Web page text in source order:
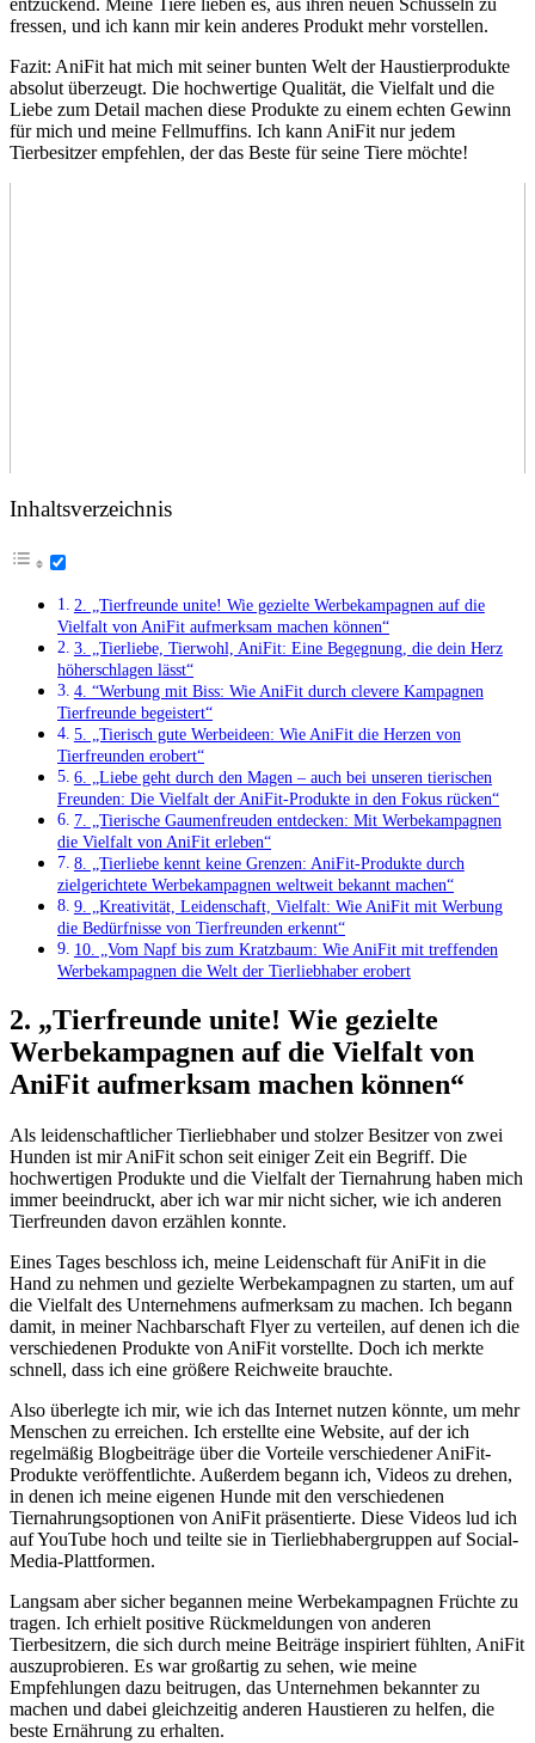
entzückend. Meine⁢ Tiere ‌lieben es,‍ aus ihren⁤ neuen ⁣Schüsseln zu
‌fressen, und ich ⁣kann mir kein ⁢anderes ⁤Produkt ​mehr vorstellen.
Fazit: AniFit hat mich mit⁢ seiner bunten Welt‍ der Haustierprodukte
⁢absolut überzeugt. ‍Die ⁤hochwertige Qualität, die‍ Vielfalt und ⁢die​
Liebe ⁢zum ‍Detail machen diese Produkte zu ⁢einem echten Gewinn
‌für ⁤mich und meine Fellmuffins. Ich ‌kann ​AniFit ⁢nur jedem
Tierbesitzer empfehlen, der das ⁤Beste ​für seine Tiere möchte!
Inhaltsverzeichnis
2. „Tierfreunde unite! Wie gezielte Werbekampagnen auf ⁢die
Vielfalt von AniFit aufmerksam machen ⁢können“
3. „Tierliebe,​ Tierwohl,‍ AniFit:‌ Eine Begegnung,‌ die dein Herz
höherschlagen lässt“
4. ⁣“Werbung mit⁣ Biss: Wie AniFit⁢ durch clevere ⁤Kampagnen
Tierfreunde begeistert“
5. „Tierisch gute‌ Werbeideen: ⁢Wie AniFit⁤ die Herzen von
⁣Tierfreunden ⁣erobert“
6. „Liebe geht durch den Magen‍ – auch bei unseren tierischen⁤
Freunden: Die Vielfalt der‍ AniFit-Produkte in den Fokus ⁤rücken“
7.⁢ „Tierische ‍Gaumenfreuden ​entdecken: Mit Werbekampagnen
die Vielfalt von AniFit erleben“
8.⁤ „Tierliebe kennt keine⁤ Grenzen:⁣ AniFit-Produkte⁣ durch‌
zielgerichtete Werbekampagnen weltweit ‌bekannt⁢ machen“
9. „Kreativität,⁢ Leidenschaft, Vielfalt: Wie AniFit mit Werbung
die Bedürfnisse von Tierfreunden erkennt“
10. „Vom‌ Napf bis zum Kratzbaum: Wie AniFit​ mit ⁢treffenden
⁤Werbekampagnen die ​Welt⁢ der Tierliebhaber ​erobert
2. „Tierfreunde unite! Wie gezielte
Werbekampagnen auf ⁢die Vielfalt von
AniFit aufmerksam machen ⁢können“
Als leidenschaftlicher⁢ Tierliebhaber und stolzer​ Besitzer​ von zwei
‌Hunden ist mir AniFit‌ schon ⁣seit​ einiger Zeit ein Begriff. Die⁤
hochwertigen⁤ Produkte und die Vielfalt der ​Tiernahrung haben ‍mich
‌immer beeindruckt, aber ich war mir nicht sicher, wie ich ⁣anderen
Tierfreunden davon⁣ erzählen konnte.
Eines ‌Tages beschloss ich, meine ⁢Leidenschaft ⁢für AniFit in die
Hand zu nehmen und gezielte Werbekampagnen zu ​starten, um⁣ auf
die Vielfalt ⁣des⁣ Unternehmens aufmerksam⁣ zu machen. ‍Ich begann
damit, in meiner Nachbarschaft Flyer zu​ verteilen, auf denen⁤ ich die
verschiedenen⁤ Produkte ‍von AniFit vorstellte. Doch ich merkte‍
schnell,⁢ dass ich ⁣eine größere ‍Reichweite brauchte.
Also überlegte ⁣ich mir, ⁤wie ich das⁢ Internet nutzen‍ könnte, ‍um mehr
Menschen zu erreichen. Ich‍ erstellte eine Website, auf der ‌ich
regelmäßig Blogbeiträge⁣ über​ die ⁢Vorteile ⁤verschiedener AniFit-
Produkte veröffentlichte. Außerdem⁣ begann ⁣ich, Videos zu ‌drehen,
in ⁢denen ‌ich⁢ meine eigenen Hunde mit den⁢ verschiedenen⁤
Tiernahrungsoptionen von AniFit präsentierte. ⁤Diese Videos lud ich
auf​ YouTube hoch und⁢ teilte sie in ‍Tierliebhabergruppen auf Social-
Media-Plattformen.
Langsam aber sicher begannen ⁢meine Werbekampagnen Früchte zu
tragen. Ich erhielt positive Rückmeldungen von anderen
Tierbesitzern, die ⁣sich durch ⁣meine Beiträge inspiriert⁢ fühlten, AniFit
auszuprobieren. Es war großartig zu⁢ sehen,‍ wie ​meine
Empfehlungen⁢ dazu ​beitrugen, das ‌Unternehmen bekannter zu
⁢machen und dabei ‌gleichzeitig anderen Haustieren zu helfen, die
beste Ernährung zu erhalten.